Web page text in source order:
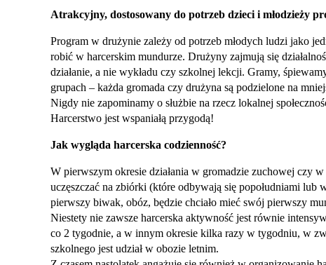
Atrakcyjny, dostosowany do potrzeb dzieci i młodzieży
Program w drużynie zależy od potrzeb młodych ludzi jako
robić w harcerskim mundurze. Drużyny zajmują się
działanie, a nie wykładu czy szkolnej lekcji. Gramy,
grupach – każda gromada czy drużyna są podzielone na
Nigdy nie zapominamy o służbie na rzecz lokalnej
Harcerstwo jest wspaniałą przygodą!
Jak wygląda harcerska codzienność?
W pierwszym okresie działania w gromadzie zuchowej czy
uczęszczać na zbiórki (które odbywają się popołudniami lub
pierwszy biwak, obóz, będzie chciało mieć swój pierwszy
Niestety nie zawsze harcerska aktywność jest równie
co 2 tygodnie, a w innym okresie kilka razy w tygodniu, w
szkolnego jest udział w obozie letnim.